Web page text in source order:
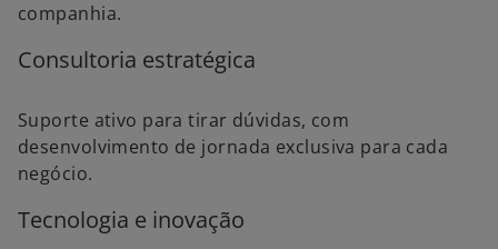
companhia.
Consultoria estratégica
Suporte ativo para tirar dúvidas, com
desenvolvimento de jornada exclusiva para cada
negócio.
Tecnologia e inovação